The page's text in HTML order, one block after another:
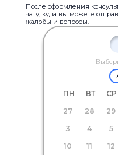
После оформления
чату, куда вы можете
жалобы и вопросы.
ПН ВТ СР
27
28 29
3
4 5
10
11 12